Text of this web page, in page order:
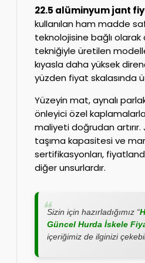
22.5 alüminyum jant
kullanılan ham madde
teknolojisine bağlı olarak
tekniğiyle üretilen
kıyasla daha yüksek
yüzden fiyat skalasında
Yüzeyin mat, aynalı
önleyici özel
maliyeti doğrudan artırır.
taşıma kapasitesi ve
sertifikasyonları,
diğer unsurlardır.
Sizin için hazırladığımız “
Güncel Hurda İskele
içeriğimiz de ilginizi